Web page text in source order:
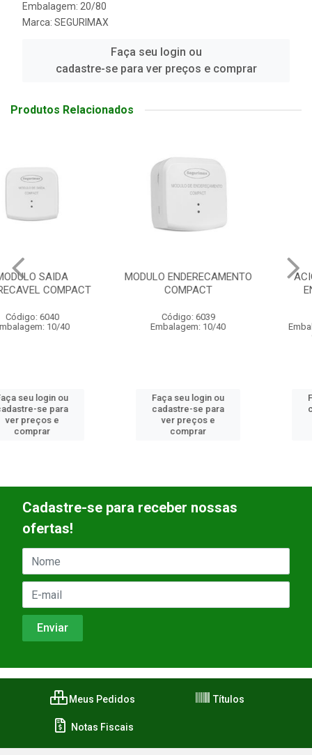
Embalagem: 20/80
Marca: SEGURIMAX
Faça seu login ou
cadastre-se para ver preços e comprar
Produtos Relacionados
MODULO ENDERECAMENTO
COMPACT
Código: 6039
Embalagem: 10/40
Faça seu login ou
cadastre-se para
ver preços e
ACIONADOR MANUAL
ENDER.COMPACT
Código: 6037
Embalagem: ENDERECAVEL
Faça seu login ou
cadastre-se para
ver preços e
Cadastre-se para receber nossas
ofertas!
Meus Pedidos Títulos
Notas Fiscais